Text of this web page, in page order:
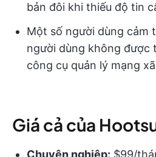
bản đôi khi thiếu độ tin
Một số người dùng cảm
người dùng không được
công cụ quản lý mạng
Giá cả của